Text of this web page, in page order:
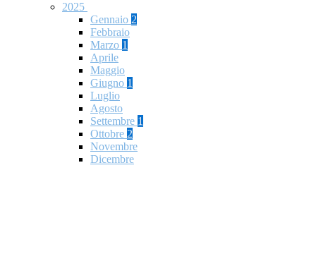
2025
Gennaio 2
Febbraio
Marzo 1
Aprile
Maggio
Giugno 1
Luglio
Agosto
Settembre 1
Ottobre 2
Novembre
Dicembre